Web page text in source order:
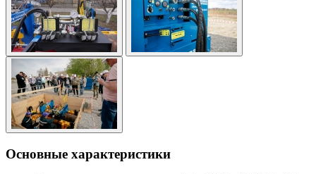
Основные характеристики